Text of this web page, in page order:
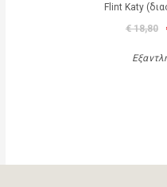
Flint Katy
€ 18,80